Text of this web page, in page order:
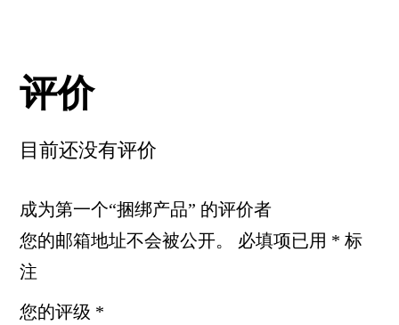
评价
目前还没有评价
成为第一个“捆绑产品” 的评价者
您的邮箱地址不会被公开。
必填项已用 * 标
注
您的评级 *